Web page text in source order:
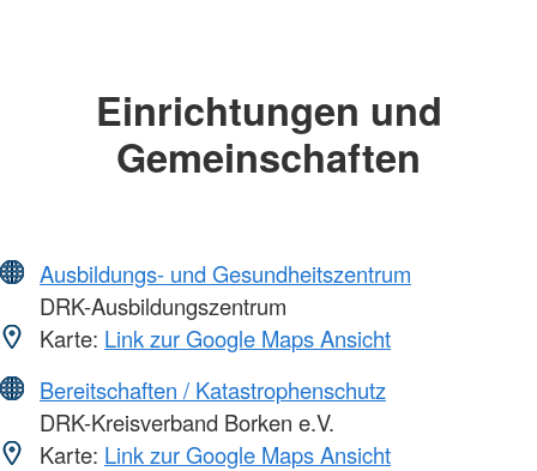
Einrichtungen und
Gemeinschaften
Ausbildungs- und Gesundheitszentrum
DRK-Ausbildungszentrum
Karte: Link zur Google Maps Ansicht
Bereitschaften / Katastrophenschutz
DRK-Kreisverband Borken e.V.
Karte: Link zur Google Maps Ansicht